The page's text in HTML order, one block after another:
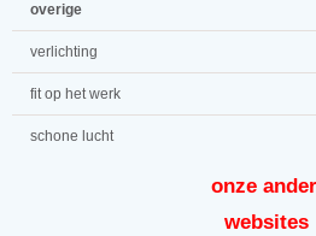
overige
verlichting
fit op het werk
schone lucht
onze
websites